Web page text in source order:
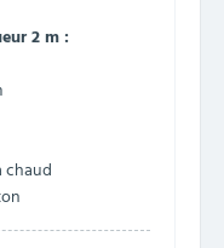
2 m :
chaud